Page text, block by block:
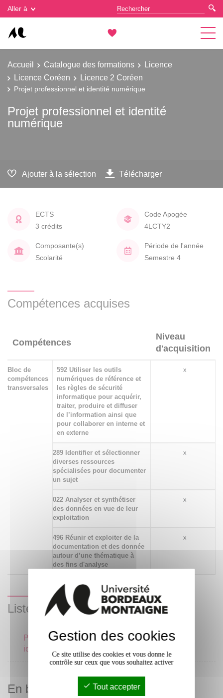
Aller à
Accueil Catalogue des formations
Licence
Licence Coréen
Licence 2 Coréen
Projet professionnel et identité numérique
Projet professionnel et identité
numérique
Ajouter à la sélection Télécharger
ECTS
3 crédits
Code Apogée
4LCTY2
Composante(s)
Scolarité
Période de l'année
Semestre 4
Compétences acquises
Compétences
Niveau
d'acquisition
Bloc de
compétences
transversales
592 Utiliser les outils
numériques de référence et
les règles de sécurité
informatique pour acquérir,
traiter, produire et diffuser
de l’information ainsi que
pour collaborer en interne et
en externe
x
289 Identifier et sélectionner
diverses ressources
spécialisées pour documenter
un sujet
x
022 Analyser et synthétiser
des données en vue de leur
exploitation
x
496 Réunir et exploiter de la
documentation et des donnée
autour d’une thématique à
des fins d'analyse
x
Liste des enseignements
Projet professionnel et
identité numérique
3 crédits
En bref
Gestion des cookies
Gestion des cookies
Ce site utilise des cookies et vous donne le
contrôle sur ceux que vous souhaitez activer
Tout accepter